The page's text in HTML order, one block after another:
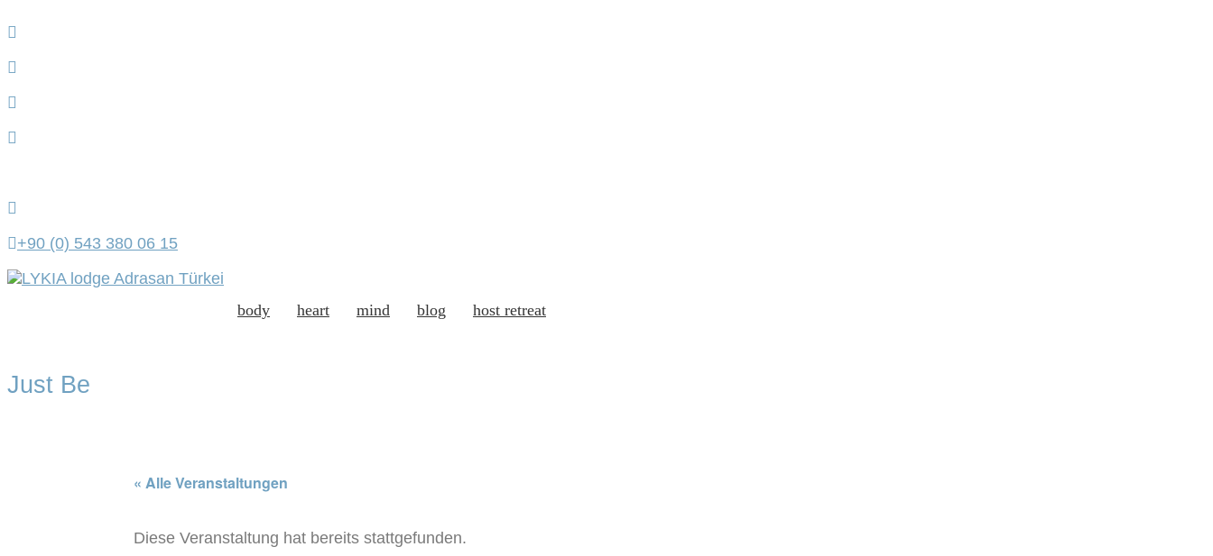
+90 (0) 543 380 06 15
body heart mind blog host retreat
Just Be
« Alle Veranstaltungen
Diese Veranstaltung hat bereits stattgefunden.